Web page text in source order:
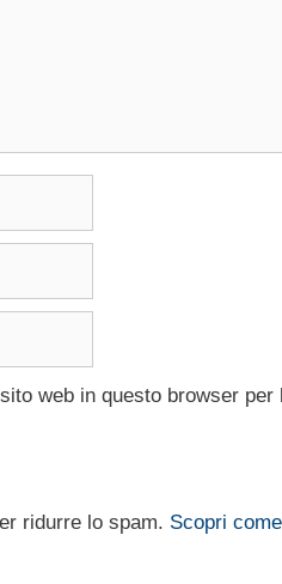
web in questo browser
ridurre lo spam. Scopri